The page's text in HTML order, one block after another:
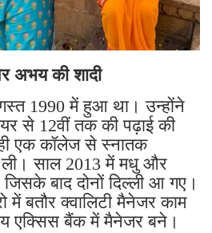
अभय की शादी
1990 में हुआ था। उन्होंने
से 12वीं तक की पढ़ाई की
एक कॉलेज से स्नातक
ली। साल 2013 में मधु और
बाद दोनों दिल्ली आ गए।
में बतौर क्वालिटी मैनेजर काम
एक्सिस बैंक में मैनेजर बने।